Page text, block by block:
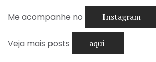
Me acompanhe no Instagram
Veja mais posts aqui